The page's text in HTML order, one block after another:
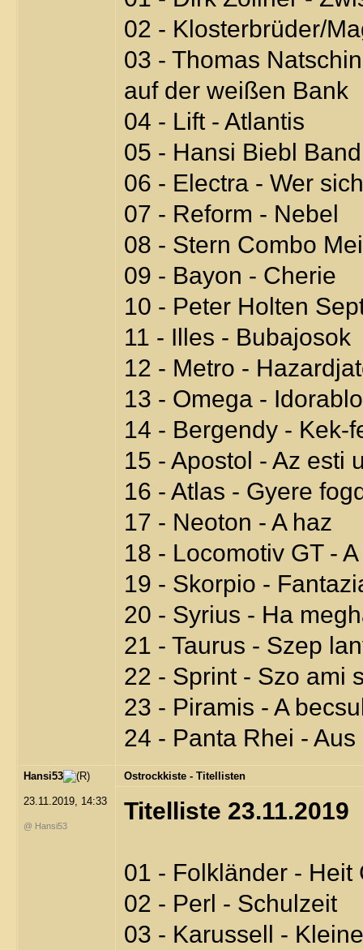
02 - Klosterbrüder/
03 - Thomas
auf der weißen Bank
04 - Lift - Atlantis
05 - Hansi Biebl
06 - Electra - Wer
07 - Reform - Nebel
08 - Stern Combo
09 - Bayon - Cherie
10 - Peter Holten
11 - Illes - Bubajosok
12 - Metro -
13 - Omega -
14 - Bergendy - Kek-
15 - Apostol - Az esti
16 - Atlas - Gyere
17 - Neoton - A haz
18 - Locomotiv GT -
19 - Skorpio -
20 - Syrius - Ha
21 - Taurus - Szep
22 - Sprint - Szo ami
23 - Piramis - A
24 - Panta Rhei -
Hansi53
23.11.2019, 14:33
@ Hansi53
Ostrockkiste - Titellisten
Titelliste 23.11.2019
01 - Folkländer -
02 - Perl - Schulzeit
03 - Karussell -